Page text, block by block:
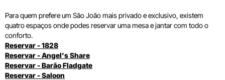
Para quem prefere um São João mais privado e exclusivo, existem
quatro espaços onde podes reservar uma mesa e jantar com todo o
conforto.
Reservar - 1828
Reservar - Angel's Share
Reservar - Barão Fladgate
Reservar - Saloon